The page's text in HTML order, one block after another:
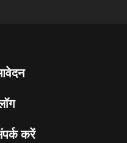
करें